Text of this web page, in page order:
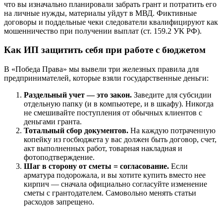
что вы изначально планировали забрать грант и потратить его
на личные нужды, материалы уйдут в МВД. Фиктивные
договоры и поддельные чеки следователи квалифицируют как
мошенничество при получении выплат (ст. 159.2 УК РФ).
Как ИП защитить себя при работе с бюджетом
В «Победа Права» мы вывели три железных правила для
предпринимателей, которые взяли государственные деньги:
Раздельный учет — это закон. Заведите для субсидии
отдельную папку (и в компьютере, и в шкафу). Никогда
не смешивайте поступления от обычных клиентов с
деньгами гранта.
Тотальный сбор документов. На каждую потраченную
копейку из госбюджета у вас должен быть договор, счет,
акт выполненных работ, товарная накладная и
фотоподтверждение.
Шаг в сторону от сметы = согласование. Если
арматура подорожала, и вы хотите купить вместо нее
кирпич — сначала официально согласуйте изменение
сметы с грантодателем. Самовольно менять статьи
расходов запрещено.